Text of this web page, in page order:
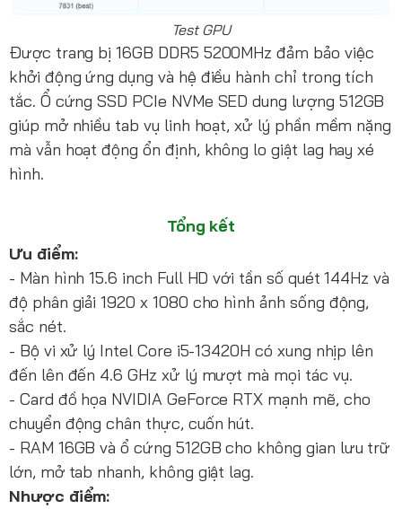
Test GPU
Được trang bị 16GB DDR5 5200MHz đảm bảo việc
khởi động ứng dụng và hệ điều hành chỉ trong tích
tắc. Ổ cứng SSD PCIe NVMe SED dung lượng 512GB
giúp mở nhiều tab vụ linh hoạt, xử lý phần mềm nặng
mà vẫn hoạt động ổn định, không lo giật lag hay xé
hình.
Tổng kết
Ưu điểm:
- Màn hình 15.6 inch Full HD với tần số quét 144Hz và
độ phân giải 1920 x 1080 cho hình ảnh sống động,
sắc nét.
- Bộ vi xử lý Intel Core i5-13420H có xung nhịp lên
đến lên đến 4.6 GHz xử lý mượt mà mọi tác vụ.
- Card đồ họa NVIDIA GeForce RTX mạnh mẽ, cho
chuyển động chân thực, cuốn hút.
- RAM 16GB và ổ cứng 512GB cho không gian lưu trữ
lớn, mở tab nhanh, không giật lag.
Nhược điểm: